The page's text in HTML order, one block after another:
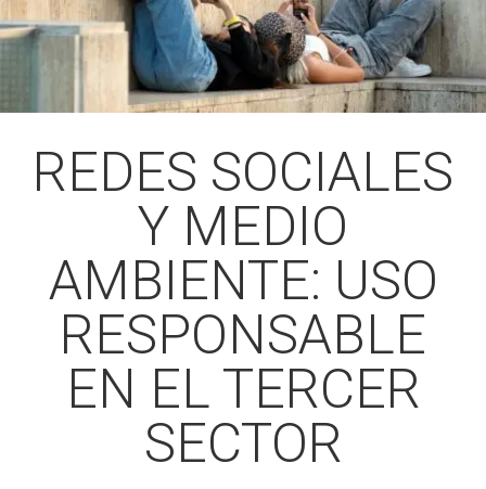
REDES SOCIALES
Y MEDIO
AMBIENTE: USO
RESPONSABLE
EN EL TERCER
SECTOR
VOLUNTARIADO.NET
VOLUNTARIADO.NET